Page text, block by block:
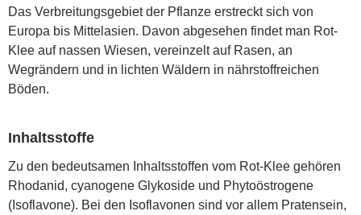
Das Verbreitungsgebiet der Pflanze erstreckt sich von
Europa bis Mittelasien. Davon abgesehen findet man Rot-
Klee auf nassen Wiesen, vereinzelt auf Rasen, an
Wegrändern und in lichten Wäldern in nährstoffreichen
Böden.
Inhaltsstoffe
Zu den bedeutsamen Inhaltsstoffen vom Rot-Klee gehören
Rhodanid, cyanogene Glykoside und Phytoöstrogene
(Isoflavone). Bei den Isoflavonen sind vor allem Pratensein,